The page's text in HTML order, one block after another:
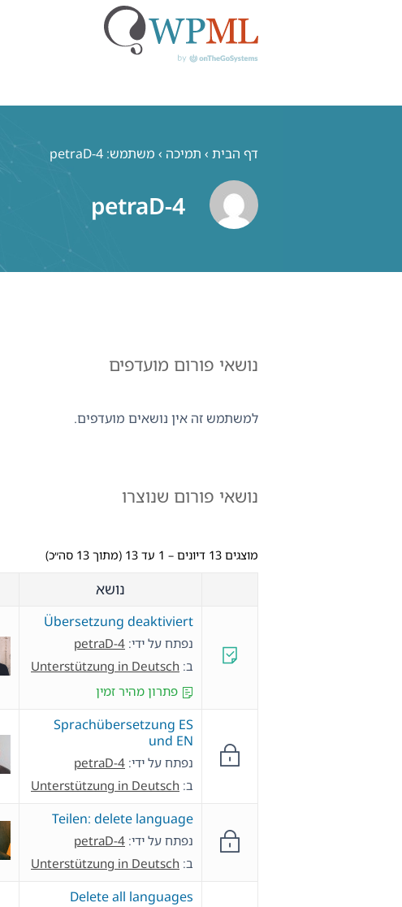
דף הבית › תמיכה › משתמש: petraD-4
petraD-4
נושאי פורום מועדפים
למשתמש זה אין נושאים מועדפים.
נושאי פורום שנוצרו
מוצגים 13 דיונים – 1 עד 13 (מתוך 13 סה״כ)
נושא
Übersetzung deaktiviert
נפתח על ידי: petraD-4
ב: Unterstützung in Deutsch
פתרון מהיר זמין
Sprachübersetzung ES
und EN
נפתח על ידי: petraD-4
ב: Unterstützung in Deutsch
Teilen: delete language
נפתח על ידי: petraD-4
ב: Unterstützung in Deutsch
Delete all languages